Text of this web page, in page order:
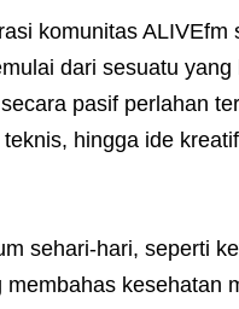
komunitas ALIVEfm
dari sesuatu
pasif perlahan
hingga ide
sehari-hari, seperti
kesehatan